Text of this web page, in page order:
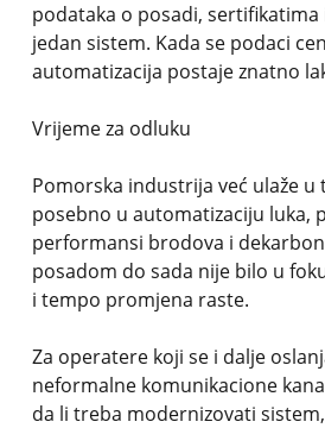
podataka o posadi,
jedan sistem. Kada se podaci
automatizacija postaje znatno
Vrijeme za odluku
Pomorska industrija već ulaže u
posebno u automatizaciju luka,
performansi brodova i
posadom do sada nije bilo u
i tempo promjena raste.
Za operatere koji se i dalje
neformalne komunikacione
da li treba modernizovati